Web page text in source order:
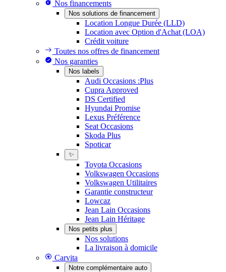
Nos financements
Nos solutions de financement
Location Longue Durée (LLD)
Location avec Option d'Achat (LOA)
Crédit voiture
Toutes nos offres de financement
Nos garanties
Nos labels
Audi Occasions :Plus
Cupra Approved
DS Certified
Hyundai Promise
Lexus Préférence
Seat Occasions
Skoda Plus
Spoticar
✨
Toyota Occasions
Volkswagen Occasions
Volkswagen Utilitaires
Garantie constructeur
Lowcaz
Jean Lain Occasions
Jean Lain Héritage
Nos petits plus
Nos solutions
La livraison à domicile
Carvita
Notre complémentaire auto